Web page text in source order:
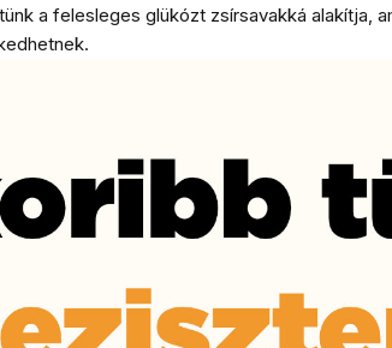
a felesleges glükózt zsírsavakká alakítja,